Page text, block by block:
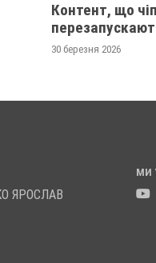
Контент, що
30 березня 2026
ЯРОСЛАВ
МИ